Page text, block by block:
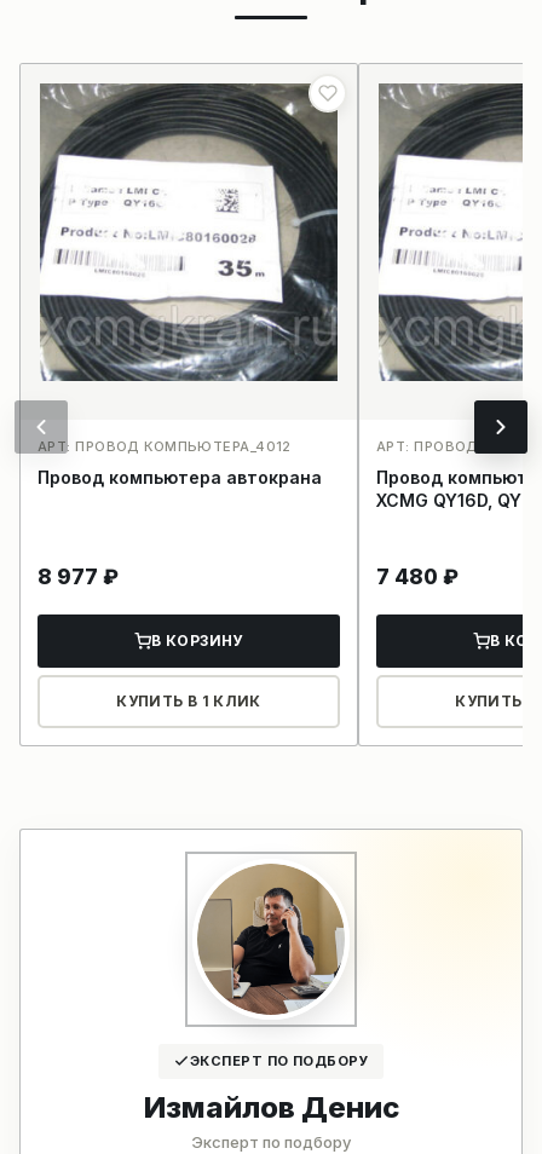
АРТ: ПРОВОД КОМПЬЮТЕРА_4012
Провод компьютера автокрана
8 977 ₽
В КОРЗИНУ
КУПИТЬ В 1 КЛИК
АРТ: ПРОВОД
Провод
XCMG QY16D,
7 480 ₽
В
КУПИТЬ В
ЭКСПЕРТ ПО ПОДБОРУ
Измайлов Денис
Эксперт по подбору